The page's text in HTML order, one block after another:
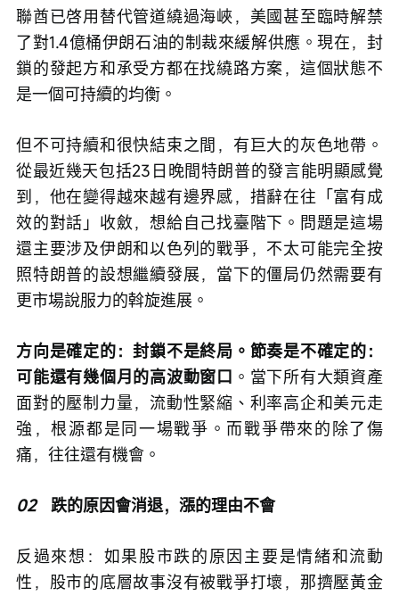
聯酋已啓用替代管道繞過海峽，美國甚至臨時解禁
了對1.4億桶伊朗石油的制裁來緩解供應。現在，封
鎖的發起方和承受方都在找繞路方案，這個狀態不
是一個可持續的均衡。
但不可持續和很快結束之間，有巨大的灰色地帶。
從最近幾天包括23日晚間特朗普的發言能明顯感覺
到，他在變得越來越有邊界感，措辭在往「富有成
效的對話」收斂，想給自己找臺階下。問題是這場
還主要涉及伊朗和以色列的戰爭，不太可能完全按
照特朗普的設想繼續發展，當下的僵局仍然需要有
更市場說服力的斡旋進展。
方向是確定的：封鎖不是終局。節奏是不確定的：
可能還有幾個月的高波動窗口 。當下所有大類資產
面對的壓制力量，流動性緊縮、利率高企和美元走
強，根源都是同一場戰爭。而戰爭帶來的除了傷
痛，往往還有機會。
02 跌的原因會消退，漲的理由不會
反過來想：如果股市跌的原因主要是情緒和流動
性，股市的底層故事沒有被戰爭打壞，那擠壓黃金